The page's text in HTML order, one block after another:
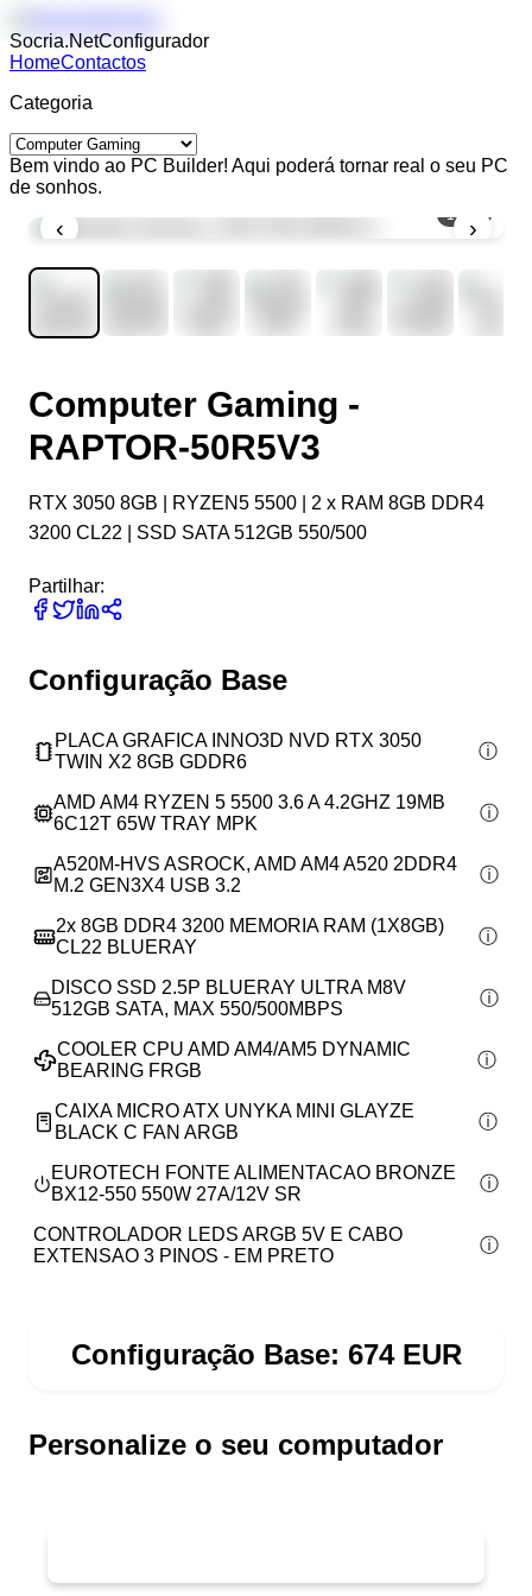
Socria.NetConfigurador
HomeContactos
Categoria
Bem vindo ao PC Builder! Aqui poderá tornar real o seu PC
de sonhos.
‹ ›
1/
Computer Gaming -
RAPTOR-50R5V3
RTX 3050 8GB | RYZEN5 5500 | 2 x RAM 8GB DDR4
3200 CL22 | SSD SATA 512GB 550/500
Partilhar:
Configuração Base
PLACA GRAFICA INNO3D NVD RTX 3050
TWIN X2 8GB GDDR6
AMD AM4 RYZEN 5 5500 3.6 A 4.2GHZ 19MB
6C12T 65W TRAY MPK
A520M-HVS ASROCK, AMD AM4 A520 2DDR4
M.2 GEN3X4 USB 3.2
2x 8GB DDR4 3200 MEMORIA RAM (1X8GB)
CL22 BLUERAY
DISCO SSD 2.5P BLUERAY ULTRA M8V
512GB SATA, MAX 550/500MBPS
COOLER CPU AMD AM4/AM5 DYNAMIC
BEARING FRGB
CAIXA MICRO ATX UNYKA MINI GLAYZE
BLACK C FAN ARGB
EUROTECH FONTE ALIMENTACAO BRONZE
BX12-550 550W 27A/12V SR
CONTROLADOR LEDS ARGB 5V E CABO
EXTENSAO 3 PINOS - EM PRETO
Configuração Base: 674 EUR
Personalize o seu computador